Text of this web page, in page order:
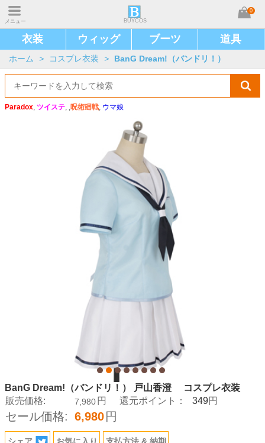
メニュー BUYCOS
0
衣装 ウィッグ ブーツ 道具
ホーム > コスプレ衣装 > BanG Dream!（バンドリ！）
Paradox, ツイステ, ,呪術廻戦, ウマ娘
BanG Dream!（バンドリ！） 戸山香澄 コスプレ衣装
販売価格:
7,980 円 還元ポイント： 349円
セール価格: 6,980 円